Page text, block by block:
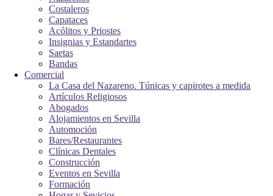
Costaleros
Capataces
Acólitos y Priostes
Insignias y Estandartes
Saetas
Bandas
Comercial
La Casa del Nazareno. Túnicas y capirotes a medida
Artículos Religiosos
Abogados
Alojamientos en Sevilla
Automoción
Bares/Restaurantes
Clínicas Dentales
Construcción
Eventos en Sevilla
Formación